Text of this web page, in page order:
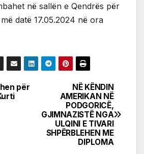
në sallën e Qendrës për
datë 17.05.2024 në ora
NË KËNDIN
AMERIKAN NË
PODGORICË,
GJIMNAZISTË NGA
ULQINI E TIVARI
SHPËRBLEHEN ME
DIPLOMA
për